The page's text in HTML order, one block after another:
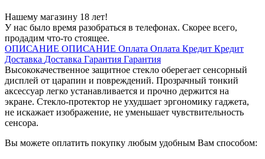
Нашему магазину 18 лет!
У нас было время разобраться в телефонах. Скорее всего,
продадим что-то стоящее.
ОПИСАНИЕ ОПИСАНИЕ Оплата Оплата Кредит Кредит
Доставка Доставка Гарантия Гарантия
Высококачественное защитное стекло оберегает сенсорный
дисплей от царапин и повреждений. Прозрачный тонкий
аксессуар легко устанавливается и прочно держится на
экране. Стекло-протектор не ухудшает эргономику гаджета,
не искажает изображение, не уменьшает чувствительность
сенсора.
Вы можете оплатить покупку любым удобным Вам способом: